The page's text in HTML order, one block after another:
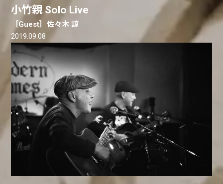
小竹親 Solo Live
［Guest］佐々木 諒
2019.09.08